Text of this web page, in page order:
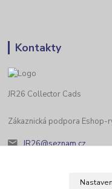
Kontakty
JR26 Collector Cads
Zákaznická podpora Eshop-
JR26@seznam.cz